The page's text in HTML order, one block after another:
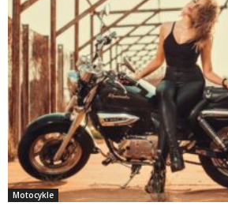
Motocykle